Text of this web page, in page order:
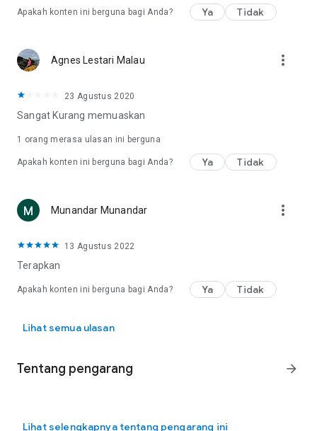
Apakah konten ini berguna bagi Anda? Ya Tidak
Agnes Lestari Malau more_vert
23 Agustus 2020
Sangat Kurang memuaskan
1 orang merasa ulasan ini berguna
Apakah konten ini berguna bagi Anda? Ya Tidak
Munandar Munandar more_vert
13 Agustus 2022
Terapkan
Apakah konten ini berguna bagi Anda? Ya Tidak
Lihat semua ulasan
Tentang pengarang arrow_forward
Lihat selengkapnya tentang pengarang ini